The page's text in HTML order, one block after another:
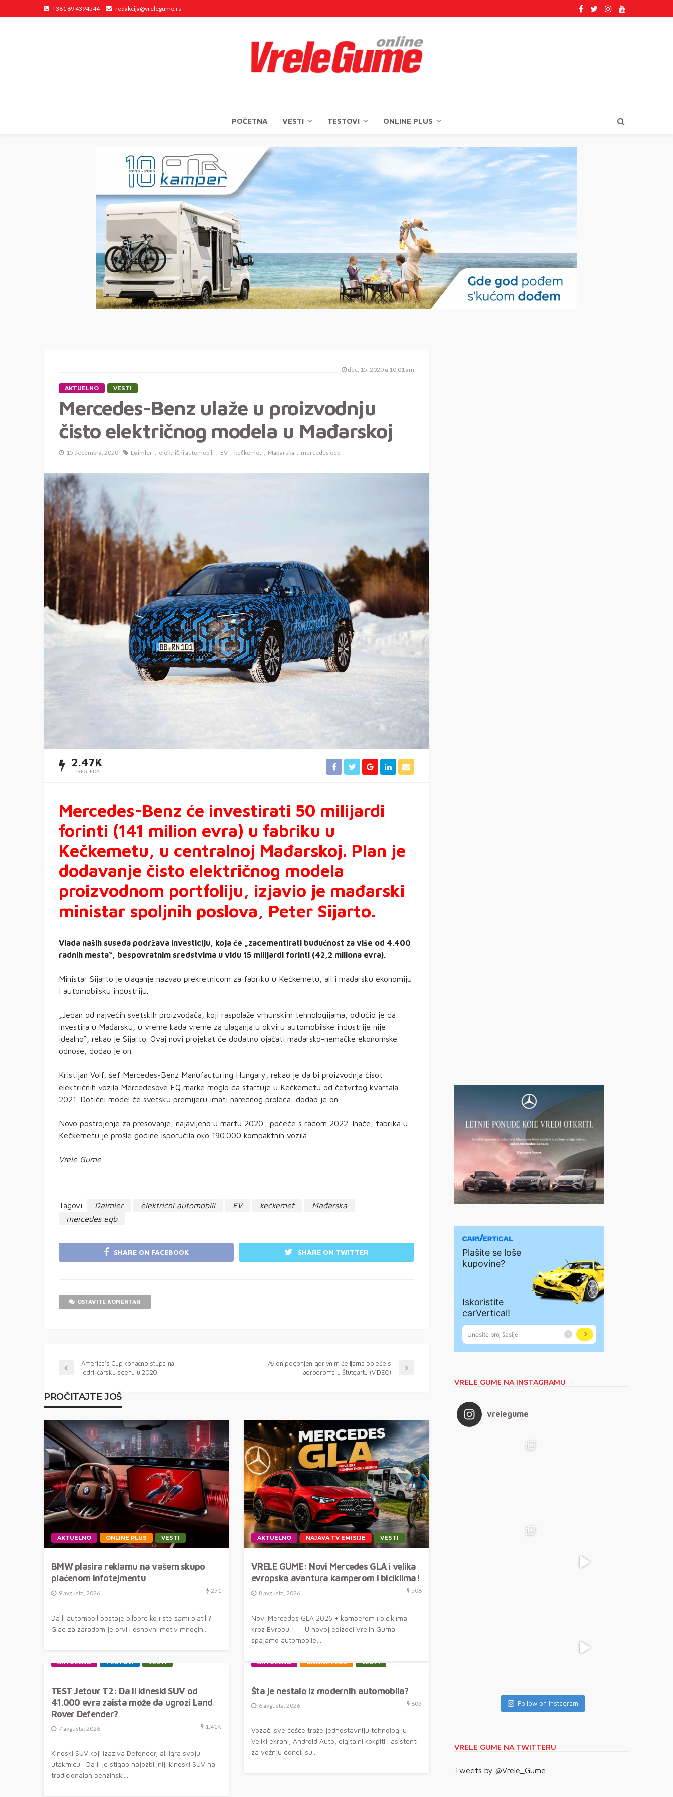
+381 69 4394544 redakcija@vrelegume.rs
POČETNA VESTI TESTOVI ONLINE PLUS
dec. 15, 2020 u 10:01 am
AKTUELNO VESTI
Mercedes-Benz ulaže u proizvodnju
čisto električnog modela u Mađarskoj
15 decembra, 2020 Daimler električni automobili EV kečkemet Mađarska mercedes eqb
2.47K
PREGLEDA
Mercedes-Benz će investirati 50 milijardi
forinti (141 milion evra) u fabriku u
Kečkemetu, u centralnoj Mađarskoj. Plan je
dodavanje čisto električnog modela
proizvodnom portfoliju, izjavio je mađarski
ministar spoljnih poslova, Peter Sijarto.
Vlada naših suseda podržava investiciju, koja će „zacementirati budućnost za više od 4.400
radnih mesta“, bespovratnim sredstvima u vidu 15 milijardi forinti (42,2 miliona evra).
Ministar Sijarto je ulaganje nazvao prekretnicom za fabriku u Kečkemetu, ali i mađarsku ekonomiju
i automobilsku industriju.
„Jedan od najvećih svetskih proizvođača, koji raspolaže vrhunskim tehnologijama, odlučio je da
investira u Mađarsku, u vreme kada vreme za ulaganja u okviru automobilske industrije nije
idealno“, rekao je Sijarto. Ovaj novi projekat će dodatno ojačati mađarsko-nemačke ekonomske
odnose, dodao je on.
Kristijan Volf, šef Mercedes-Benz Manufacturing Hungary, rekao je da bi proizvodnja čisot
električnih vozila Mercedesove EQ marke moglo da startuje u Kečkemetu od četvrtog kvartala
2021. Dotični model će svetsku premijeru imati narednog proleća, dodao je on.
Novo postrojenje za presovanje, najavljeno u martu 2020., počeće s radom 2022. Inače, fabrika u
Kečkemetu je prošle godine isporučila oko 190.000 kompaktnih vozila.
Vrele Gume
Tagovi Daimler električni automobili EV kečkemet
Mađarska
mercedes eqb
SHARE ON FACEBOOK SHARE ON TWITTER
OSTAVITE KOMENTAR
America’s Cup konačno stupa na
jedriličarsku scenu u 2020.!
Avion pogonjen gorivnim ćelijama poleće s
aerodroma u Štutgartu (VIDEO)
PROČITAJTE JOŠ
AKTUELNO ONLINE PLUS VESTI
BMW plasira reklamu na vašem skupo
plaćenom infotejmentu
9 avgusta, 2026 271
Da li automobil postaje bilbord koji ste sami platili?
Glad za zaradom je prvi i osnovni motiv mnogih...
AKTUELNO NAJAVA TV EMISIJE VESTI
VRELE GUME: Novi Mercedes GLA i velika
evropska avantura kamperom i biciklima!
8 avgusta, 2026 506
Novi Mercedes GLA 2026 + kamperom i biciklima
kroz Evropu | U novoj epizodi Vrelih Guma
spajamo automobile,...
AKTUELNO TESTOVI VESTI
TEST Jetour T2: Da li kineski SUV od
41.000 evra zaista može da ugrozi Land
Rover Defender?
7 avgusta, 2026 1.41K
Kineski SUV koji izaziva Defender, ali igra svoju
utakmicu Da li je stigao najozbiljniji kineski SUV na
tradicionalan benzinski...
AKTUELNO ONLINE PLUS VESTI
Šta je nestalo iz modernih automobila?
6 avgusta, 2026 803
Vozači sve češće traže jednostavniju tehnologiju
Veliki ekrani, Android Auto, digitalni kokpiti i asistenti
za vožnju doneli su...
VRELE GUME NA INSTAGRAMU
vrelegume
Follow on Instagram
VRELE GUME NA TWITTERU
Tweets by @Vrele_Gume